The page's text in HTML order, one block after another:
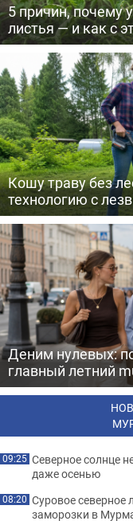
5 причин, почему
листья — и как с
Кошу траву без
технологию с
Деним нулевых:
главный летний
09:25 Северное солнце
даже осенью
08:20 Суровое северное
заморозки в